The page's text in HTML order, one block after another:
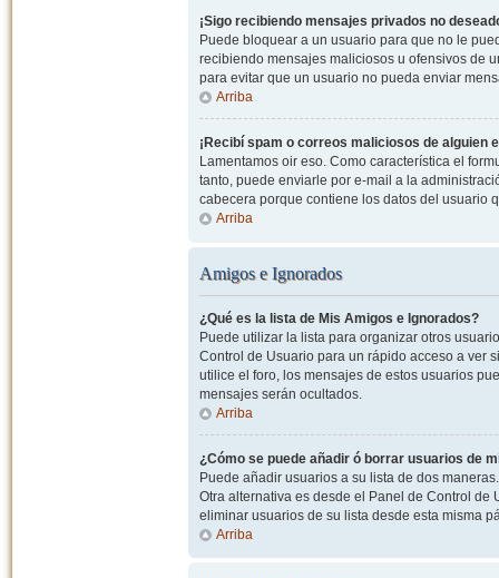
¡Sigo recibiendo mensajes privados no
Puede bloquear a un usuario para que no le
recibiendo mensajes maliciosos u ofensivos de
para evitar que un usuario no pueda enviar
Arriba
¡Recibí spam o correos maliciosos de alguien
Lamentamos oir eso. Como característica el
tanto, puede enviarle por e-mail a la
cabecera porque contiene los datos del usuario
Arriba
Amigos e Ignorados
¿Qué es la lista de Mis Amigos e Ignorados?
Puede utilizar la lista para organizar otros
Control de Usuario para un rápido acceso a ver
utilice el foro, los mensajes de estos usuarios
mensajes serán ocultados.
Arriba
¿Cómo se puede añadir ó borrar usuarios de
Puede añadir usuarios a su lista de dos
Otra alternativa es desde el Panel de Control
eliminar usuarios de su lista desde esta misma
Arriba